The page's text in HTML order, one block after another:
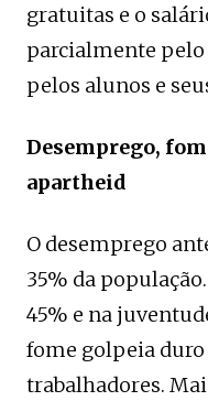
gratuitas e o
parcialmente pelo
pelos alunos e
Desemprego,
apartheid
O desemprego
35% da
45% e na
fome golpeia duro
trabalhadores.